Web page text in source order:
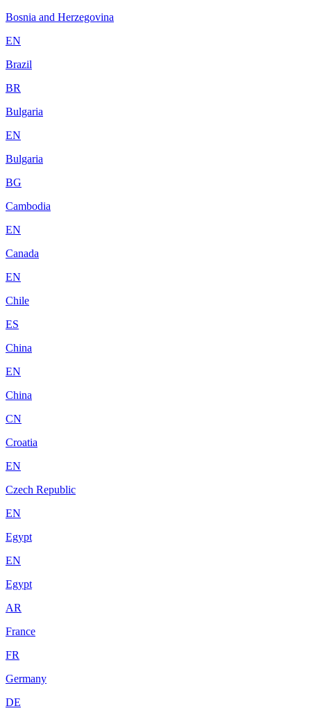
Bosnia and Herzegovina
EN
Brazil
BR
Bulgaria
EN
Bulgaria
BG
Cambodia
EN
Canada
EN
Chile
ES
China
EN
China
CN
Croatia
EN
Czech Republic
EN
Egypt
EN
Egypt
AR
France
FR
Germany
DE